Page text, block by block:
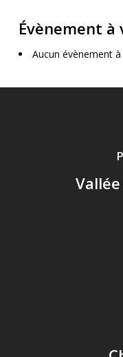
Évènement à
Aucun évènement